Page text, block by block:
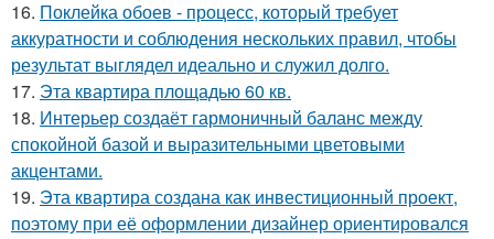
16. Поклейка обоев - процесс, который требует
аккуратности и соблюдения нескольких правил, чтобы
результат выглядел идеально и служил долго.
17. Эта квартира площадью 60 кв.
18. Интерьер создаёт гармоничный баланс между
спокойной базой и выразительными цветовыми
акцентами.
19. Эта квартира создана как инвестиционный проект,
поэтому при её оформлении дизайнер ориентировался